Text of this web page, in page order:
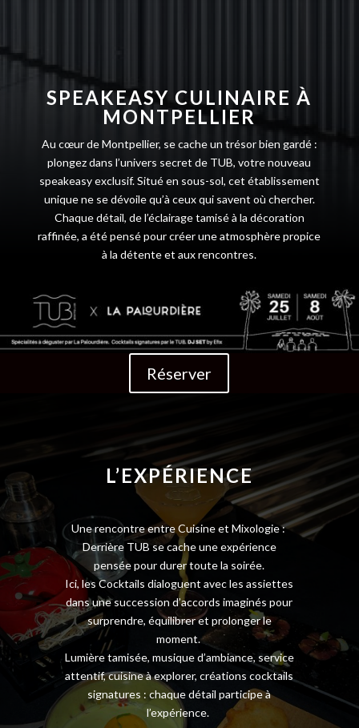
SPEAKEASY CULINAIRE À
MONTPELLIER
Au cœur de Montpellier, se cache un trésor bien gardé :
plongez dans l’univers secret de TUB, votre nouveau
speakeasyexclusif. Situé en sous-sol, cet établissement
unique ne se dévoile qu’à ceux qui savent où chercher.
Chaque détail, de l’éclairage tamisé à la décoration
raffinée, a été pensé pour créer une atmosphère propice
à la détente et aux rencontres.
Réserver
L’EXPÉRIENCE
Une rencontre entre Cuisine et Mixologie :
Derrière TUB se cache une expérience
pensée pour durer toute la soirée.
Ici, les Cocktails dialoguent avec les assiettes
dans une succession d’accords imaginés pour
surprendre, équilibrer et prolonger le
moment.
Lumière tamisée, musique d’ambiance, service
attentif, cuisine à explorer, créations cocktails
signatures : chaque détail participe à
l’expérience.